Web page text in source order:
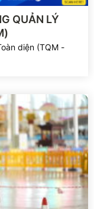
QUẢN LÝ
diện (TQM -